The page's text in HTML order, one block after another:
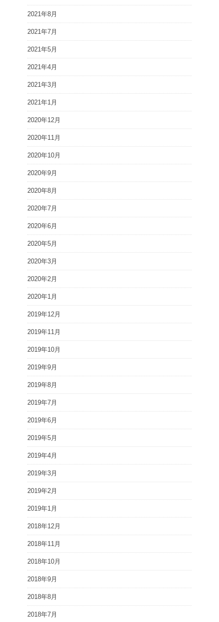
2021年8月
2021年7月
2021年5月
2021年4月
2021年3月
2021年1月
2020年12月
2020年11月
2020年10月
2020年9月
2020年8月
2020年7月
2020年6月
2020年5月
2020年3月
2020年2月
2020年1月
2019年12月
2019年11月
2019年10月
2019年9月
2019年8月
2019年7月
2019年6月
2019年5月
2019年4月
2019年3月
2019年2月
2019年1月
2018年12月
2018年11月
2018年10月
2018年9月
2018年8月
2018年7月